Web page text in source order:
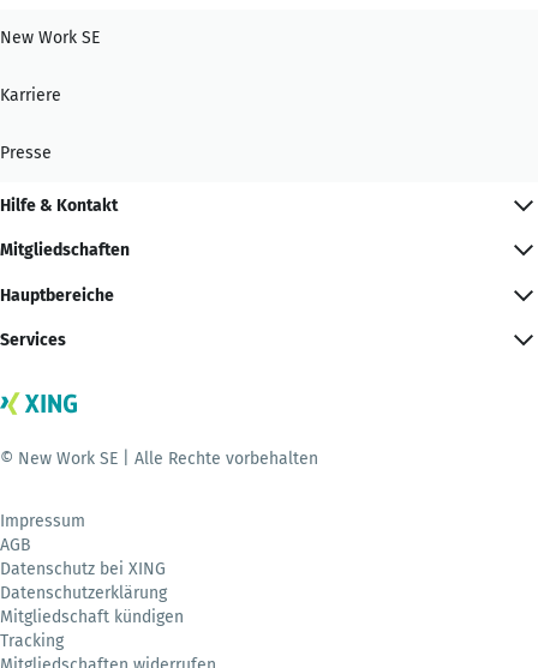
New Work SE
Karriere
Presse
Hilfe & Kontakt
Mitgliedschaften
Hauptbereiche
Services
© New Work SE | Alle Rechte vorbehalten
Impressum
AGB
Datenschutz bei XING
Datenschutzerklärung
Mitgliedschaft kündigen
Tracking